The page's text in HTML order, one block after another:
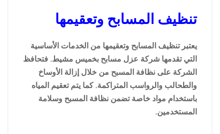
تنظيف المسابح وتعقيمها
يعتبر تنظيف المسابح وتعقيمها من الخدمات الأساسية
التي تقدمها شركة عزل مسابح بخميس مشيط. فتحافظ
الشركة على نظافة المسبح من خلال إزالة الأوساخ
والطحالب والرواسب المتراكمة. كما يتم تعقيم المياه
باستخدام مواد خاصة تضمن نظافة المسبح وسلامة
المستخدمين.